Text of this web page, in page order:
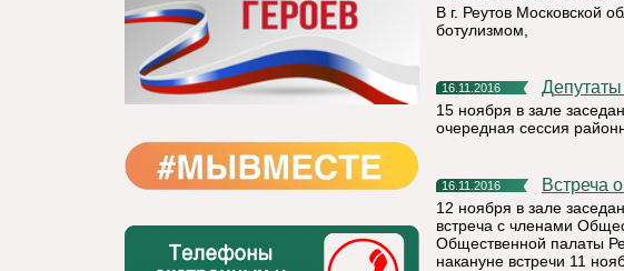
В г. Реутов Московской
ботулизмом,
16.11.2016
15 ноября в зале
очередная сессия
16.11.2016 Встреча
12 ноября в зале
встреча с членами
Общественной палаты
накануне встречи 11